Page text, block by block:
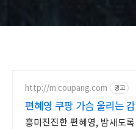
http://m.coupang.com 광고
편혜영 쿠팡 가슴 울리는
흥미진진한 편혜영, 밤새도